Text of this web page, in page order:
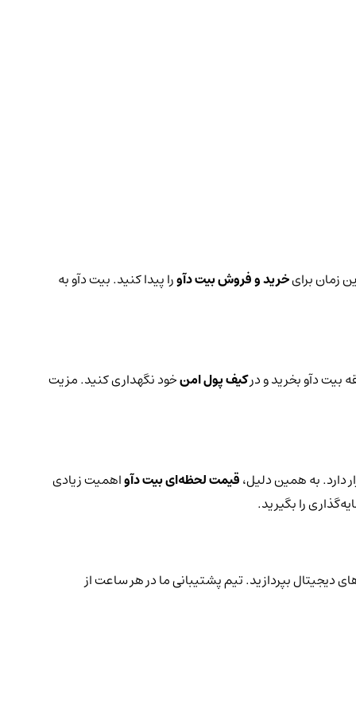
زمان برایخرید و فروش بیت دآورا پیدا کنید. بیت دآو به
بیت دآو بخرید و درکیف پول امنخود نگهداری کنید. مزیت
دارد. به همین دلیل،قیمت لحظه‌ای بیت دآواهمیت زیادی
را بگیرید.
دیجیتال بپردازید. تیم پشتیبانی ما در هر ساعت از